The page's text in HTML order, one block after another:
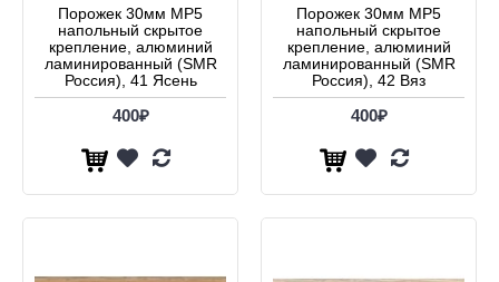
Порожек 30мм МР5
напольный скрытое
крепление, алюминий
ламинированный (SMR
Россия), 41 Ясень
400₽
Порожек 30мм МР5
напольный скрытое
крепление, алюминий
ламинированный (SMR
Россия), 42 Вяз
400₽